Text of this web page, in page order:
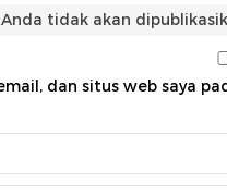
tidak akan
dan situs web saya